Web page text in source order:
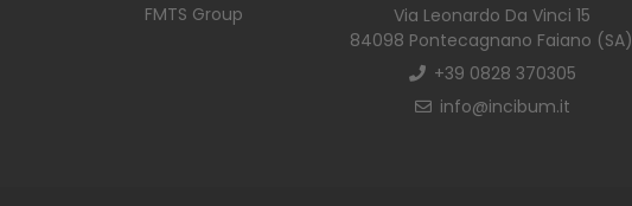
FMTS Group
Via Leonardo Da Vinci 15
84098 Pontecagnano Faiano (SA)
+39 0828 370305
info@incibum.it